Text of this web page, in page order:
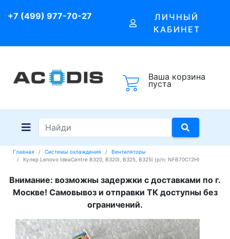
+7 (499) 977-70-27
ЛИЧНЫЙ
КАБИНЕТ
Ваша корзина
пуста
Главная Системы охлаждения
Вентиляторы
Кулер Lenovo IdeaCentre B320, B320I, B325, B325I (p/n: NFB70C12H)
Внимание: возможны задержки с доставками по г.
Москве! Самовывоз и отправки ТК доступны без
ограничений.